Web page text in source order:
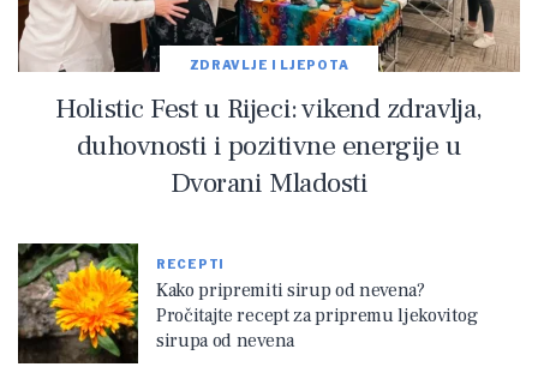
ZDRAVLJE I LJEPOTA
Holistic Fest u Rijeci: vikend zdravlja,
duhovnosti i pozitivne energije u
Dvorani Mladosti
RECEPTI
Kako pripremiti sirup od nevena?
Pročitajte recept za pripremu ljekovitog
sirupa od nevena